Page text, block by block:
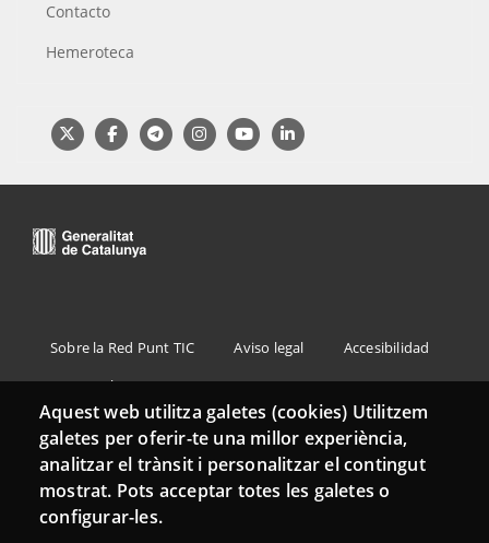
Contacto
Hemeroteca
Aquest web utilitza galetes (cookies) Utilitzem
galetes per oferir-te una millor experiència,
analitzar el trànsit i personalitzar el contingut
mostrat. Pots acceptar totes les galetes o
configurar-les.
Menu
Footer
Sobre la Red Punt TIC Aviso legal
Accesibilidad
Mapa web